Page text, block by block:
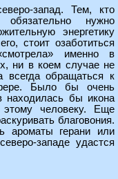
запад. Тем, кто
нужно
энергетику
стоит озаботиться
именно в
ни в коем случае не
всегда обращаться к
Было бы очень
находилась бы икона
этому человеку. Еще
благовония.
ароматы герани или
западе удастся